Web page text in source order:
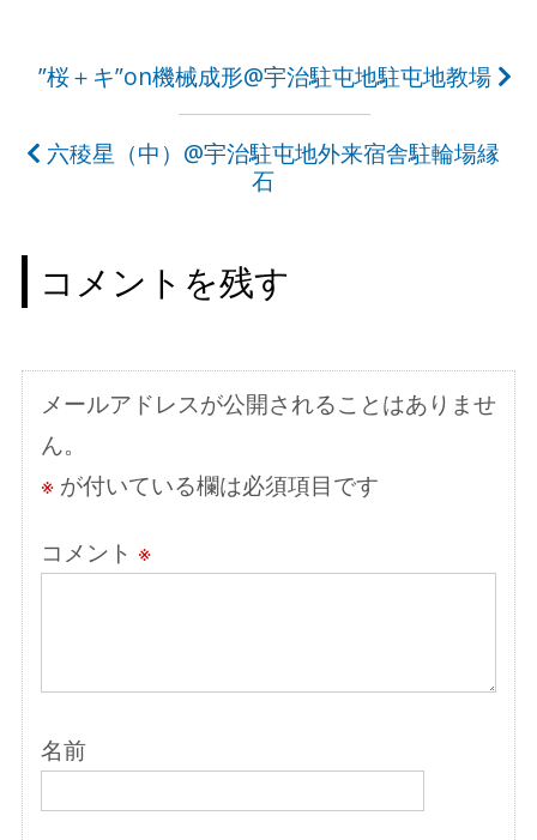
投
ナ
ゲ
ー
ョ
ン
”桜＋キ”on機械成形@宇治駐屯地駐屯地教場
六稜星（中）@宇治駐屯地外来宿舎駐輪場縁
石
コメントを残す
メールアドレスが公開されることはありませ
ん。
※が付いている欄は必須項目です
コメント ※
名前